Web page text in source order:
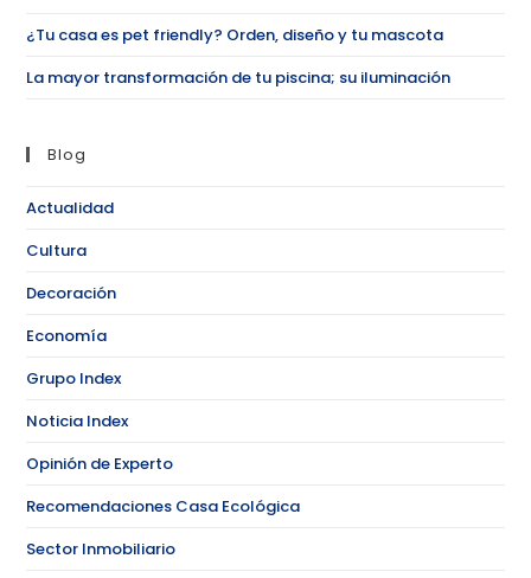
¿Tu casa es pet friendly? Orden, diseño y tu mascota
La mayor transformación de tu piscina; su iluminación
Blog
Actualidad
Cultura
Decoración
Economía
Grupo Index
Noticia Index
Opinión de Experto
Recomendaciones Casa Ecológica
Sector Inmobiliario